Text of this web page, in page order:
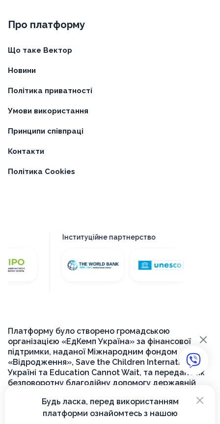
Про платформу
Що таке Вектор
Новини
Політика приватності
Умови використання
Принципи співпраці
Контакти
Політика Cookies
Інституційне партнерство
Платформу було створено громадською
організацією «ЕдКемп Україна» за фінансової
підтримки, наданої Міжнародним фондом
«Відродження», Save the Children International в
Україні та Education Cannot Wait, та передано як
безповоротну благодійну допомогу державній
для її подальшого функціонування на державному
×
Будь ласка, перед використанням
платформи ознайомтесь з нашою
×